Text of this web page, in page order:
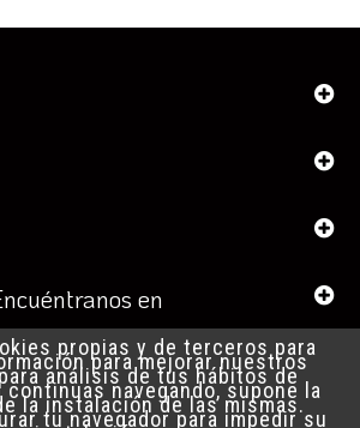
propias y de terceros para
para mejorar nuestros
análisis de tus hábitos de
continuas navegando, supone la
la instalación de las mismas.
tu navegador para impedir su
en